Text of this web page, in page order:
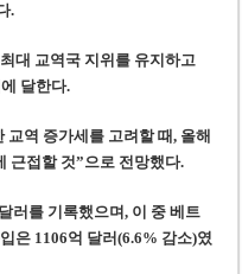
.
대 교역국 지위를 유지하고
달한다.
역 증가세를 고려할 때, 올해
근접할 것”으로 전망했다.
러를 기록했으며, 이 중 베트
은 1106억 달러(6.6% 감소)였